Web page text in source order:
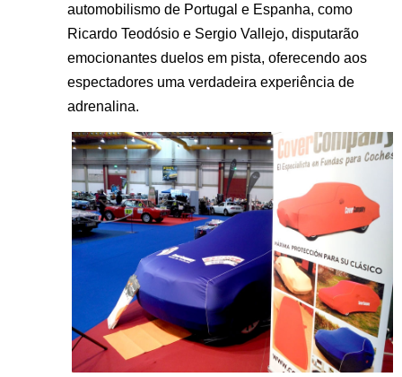
automobilismo de Portugal e Espanha, como
Ricardo Teodósio e Sergio Vallejo, disputarão
emocionantes duelos em pista, oferecendo aos
espectadores uma verdadeira experiência de
adrenalina​.